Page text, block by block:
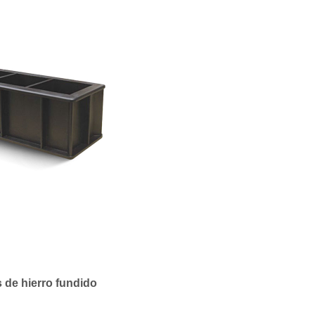
de hierro fundido